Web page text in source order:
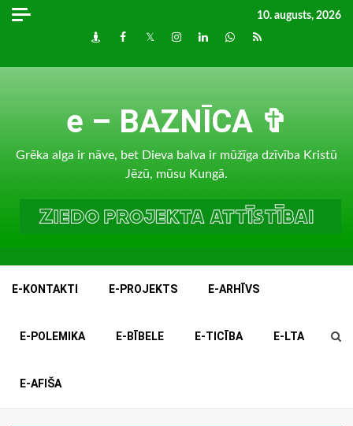
Skip
10. augusts, 2026
DraugiemFacebook
TwitterInstagram
LinkedInwhatsapp
RSS
e – BAZNĪCA ✞
Grēka alga ir nāve, bet Dieva balva ir mūžīga dzīvība Kristū
Jēzū, mūsu Kungā.
E-KONTAKTI E-PROJEKTS E-ARHĪVS
E-POLEMIKA E-BĪBELE E-TICĪBA E-LTA
E-AFIŠA